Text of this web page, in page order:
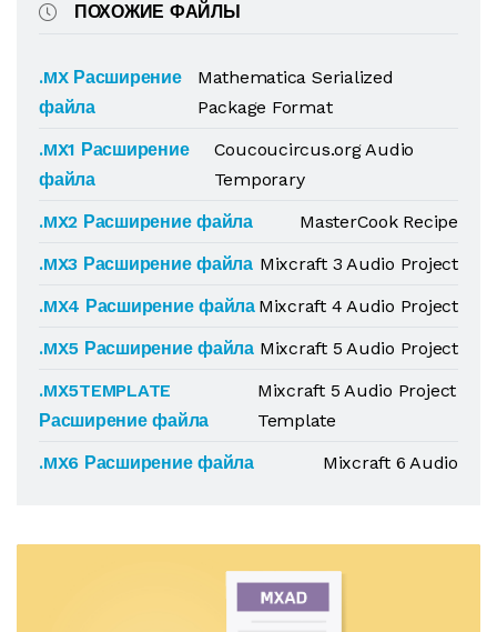
ПОХОЖИЕ ФАЙЛЫ
.MX Расширение
файла
Mathematica Serialized
Package Format
.MX1 Расширение
файла
Coucoucircus.org Audio
Temporary
.MX2 Расширение файла
MasterCook Recipe
.MX3 Расширение файла Mixcraft 3 Audio Project
.MX4 Расширение файла Mixcraft 4 Audio Project
.MX5 Расширение файла Mixcraft 5 Audio Project
.MX5TEMPLATE
Расширение файла
Mixcraft 5 Audio Project
Template
.MX6 Расширение файла
Mixcraft 6 Audio